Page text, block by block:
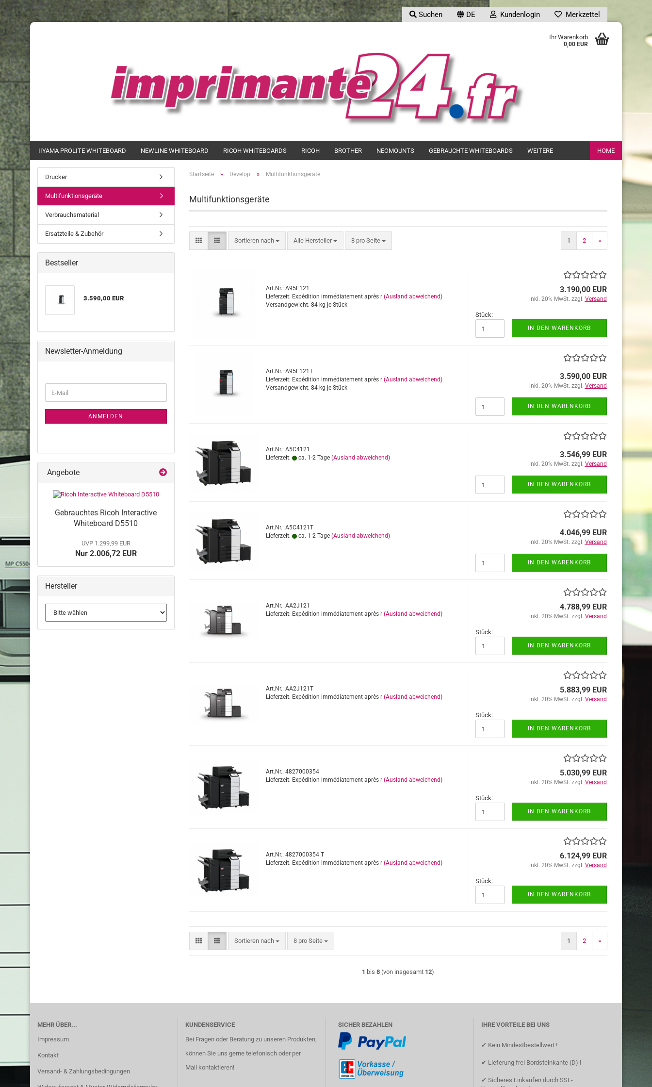
Suchen DE
Lieferland
Kundenlogin
E-Mail
Passwort
Konto erstellen
Passwort vergessen?
Merkzettel
Ihr Warenkorb
0,00 EUR
IIYAMA PROLITE WHITEBOARD NEWLINE WHITEBOARD RICOH WHITEBOARDS RICOH BROTHER NEOMOUNTS GEBRAUCHTE WHITEBOARDS HOME
WEITERE
Startseite » Develop » Multifunktionsgeräte
Multifunktionsgeräte
Sortieren nach
Sortieren nach Alle Hersteller 8 pro Seite
pro Seite 1 2 »
Art.Nr.: A95F121
Lieferzeit: Expédition immédiatement après r (Ausland abweichend)
Versandgewicht: 84kg je Stück
3.190,00 EUR
inkl. 20% MwSt. zzgl. Versand
Stück:
IN DEN WARENKORB
Art.Nr.: A95F121T
Lieferzeit: Expédition immédiatement après r (Ausland abweichend)
Versandgewicht: 84kg je Stück
3.590,00 EUR
inkl. 20% MwSt. zzgl. Versand
IN DEN WARENKORB
Art.Nr.: A5C4121
Lieferzeit:
ca. 1-2 Tage (Ausland abweichend) 3.546,99 EUR
inkl. 20% MwSt. zzgl. Versand
IN DEN WARENKORB
Art.Nr.: A5C4121T
Lieferzeit:
ca. 1-2 Tage (Ausland abweichend) 4.046,99 EUR
inkl. 20% MwSt. zzgl. Versand
IN DEN WARENKORB
Art.Nr.: AA2J121
Lieferzeit: Expédition immédiatement après r (Ausland abweichend)
4.788,99 EUR
inkl. 20% MwSt. zzgl. Versand
Stück:
IN DEN WARENKORB
Art.Nr.: AA2J121T
Lieferzeit: Expédition immédiatement après r (Ausland abweichend)
5.883,99 EUR
inkl. 20% MwSt. zzgl. Versand
Stück:
IN DEN WARENKORB
Art.Nr.: 4827000354
Lieferzeit: Expédition immédiatement après r (Ausland abweichend)
5.030,99 EUR
inkl. 20% MwSt. zzgl. Versand
Stück:
IN DEN WARENKORB
Art.Nr.: 4827000354 T
Lieferzeit: Expédition immédiatement après r (Ausland abweichend)
6.124,99 EUR
inkl. 20% MwSt. zzgl. Versand
Stück:
IN DEN WARENKORB
Sortieren nach
Sortieren nach 8 pro Seite
pro Seite 1 2 »
1 bis8 (von insgesamt 12)
Drucker
Multifunktionsgeräte
Verbrauchsmaterial
Ersatzteile & Zubehör
Bestseller
3.590,00 EUR
Newsletter-Anmeldung
ZUR
E-
Mail
ANMELDEN
Angebote
Gebrauchtes Ricoh Interactive
Whiteboard D5510​
UVP 1.299,99 EUR
Nur 2.006,72 EUR
Hersteller
MEHR ÜBER...
Impressum
Kontakt
Versand- & Zahlungsbedingungen
KUNDENSERVICE
Bei Fragen oder Beratung zu unseren Produkten,
können Sie uns gerne telefonisch oder per
Mail kontaktieren!
SICHER BEZAHLEN IHRE VORTEILE BEI UNS
✔ Kein Mindestbestellwert !
✔ Lieferung frei Bordsteinkante (D) !
✔ Sicheres Einkaufen durch SSL-